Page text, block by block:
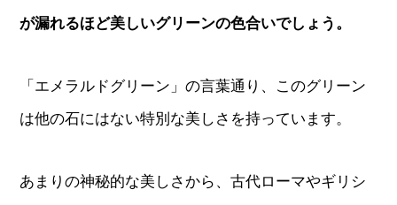
が漏れるほど美しいグリーンの色合いでしょう。
「エメラルドグリーン」の言葉通り、このグリーン
は他の石にはない特別な美しさを持っています。
あまりの神秘的な美しさから、古代ローマやギリシ